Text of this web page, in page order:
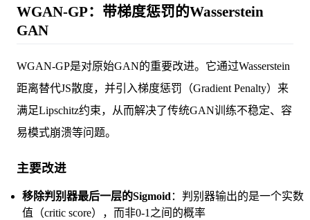
WGAN-GP：带梯度惩罚的Wasserstein
GAN
WGAN-GP是对原始GAN的重要改进。它通过Wasserstein
距离替代JS散度，并引入梯度惩罚（Gradient Penalty）来
满足Lipschitz约束，从而解决了传统GAN训练不稳定、容
易模式崩溃等问题。
主要改进
移除判别器最后一层的Sigmoid ：判别器输出的是一个实数
值（critic score），而非0-1之间的概率